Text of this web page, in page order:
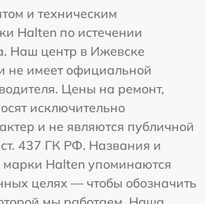
и техническим
Halten по истечении
Наш центр в Ижевске
не имеет официальной
Цены на ремонт,
исключительно
и не являются публичной
437 ГК РФ. Названия и
марки Halten упоминаются
целях — чтобы обозначить